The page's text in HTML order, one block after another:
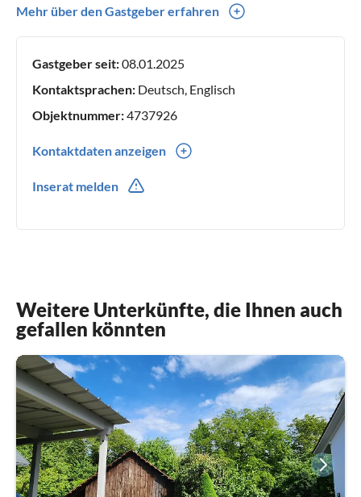
Bezogene Betten, Handtücher, WLAN sowie 1 Parkplatz am
Ihr Reinhold Marschall
Mehr über den Gastgeber erfahren
Gastgeber seit:08.01.2025
Kontaktsprachen: Deutsch, Englisch
Objektnummer:4737926
Kontaktdaten anzeigen
Inserat melden
Weitere Unterkünfte, die Ihnen auch
gefallen könnten